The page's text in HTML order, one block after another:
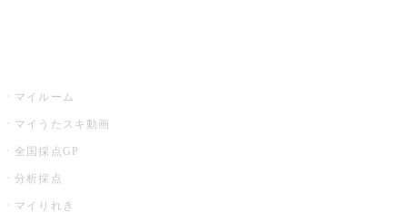
マイルーム
マイうたスキ動画
全国採点GP
分析採点
マイりれき